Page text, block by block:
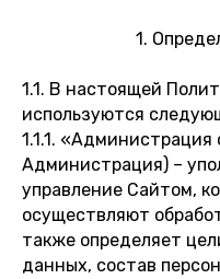
1.
1.1. В настоящей
используются
1.1.1. «Администрация
Администрация) –
управление Сайтом,
осуществляют
также определяет
данных, состав